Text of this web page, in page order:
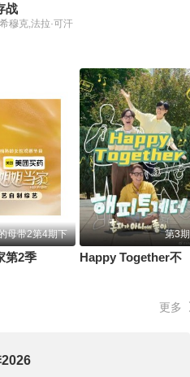
战
穆克,法拉·可汗
母带2第4期下
第2季
第3期
更多